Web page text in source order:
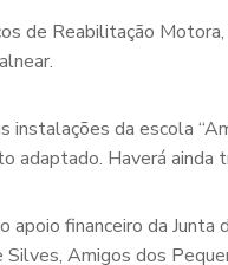
de Reabilitação
instalações da escola
adaptado. Haverá
financeiro da
Amigos dos